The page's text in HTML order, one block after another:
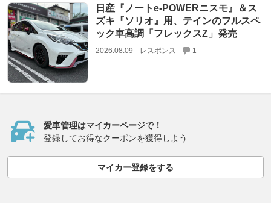
日産『ノートe-POWERニスモ』＆ス
ズキ『ソリオ』用、テインのフルスペ
ック車高調「フレックスZ」発売
2026.08.09 レスポンス 1
愛車管理はマイカーページで！
登録してお得なクーポンを獲得しよう
マイカー登録をする